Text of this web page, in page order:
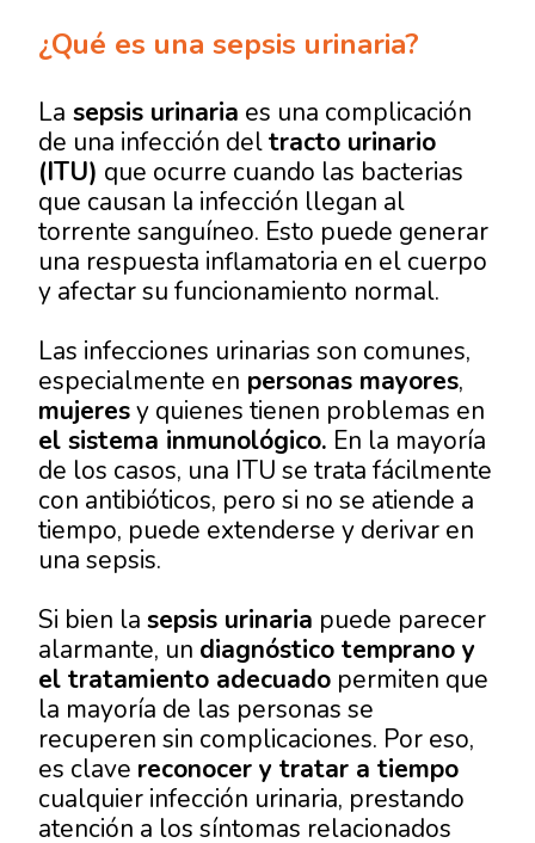
¿Qué es una sepsis urinaria?
La sepsis urinaria es una complicación
de una infección deltracto urinario
(ITU) que ocurre cuando las bacterias
que causan la infección llegan al
torrente sanguíneo. Esto puede generar
una respuesta inflamatoria en el cuerpo
y afectar su funcionamiento normal.
Las infecciones urinarias son comunes,
especialmente en personas mayores,
mujeresy quienes tienen problemas en
el sistema inmunológico. En la mayoría
de los casos, una ITU se trata fácilmente
con antibióticos, pero si no se atiende a
tiempo, puede extenderse y derivar en
una sepsis.
Si bien lasepsis urinaria puede parecer
alarmante, un diagnóstico temprano y
el tratamiento adecuado permiten que
la mayoría de las personas se
recuperen sin complicaciones. Por eso,
es clave reconocer y tratar a tiempo
cualquier infección urinaria, prestando
atención a los síntomas relacionados